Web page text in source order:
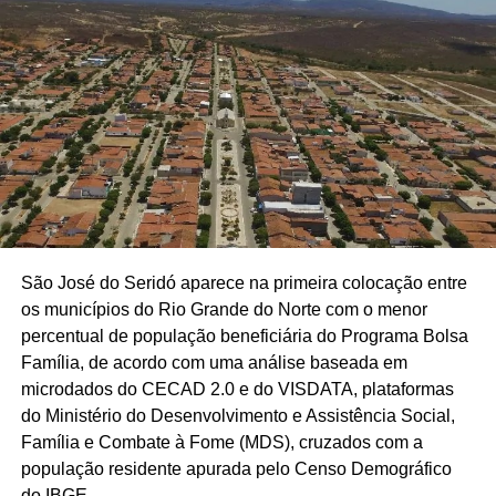
São José do Seridó aparece na primeira colocação entre
os municípios do Rio Grande do Norte com o menor
percentual de população beneficiária do Programa Bolsa
Família, de acordo com uma análise baseada em
microdados do CECAD 2.0 e do VISDATA, plataformas
do Ministério do Desenvolvimento e Assistência Social,
Família e Combate à Fome (MDS), cruzados com a
população residente apurada pelo Censo Demográfico